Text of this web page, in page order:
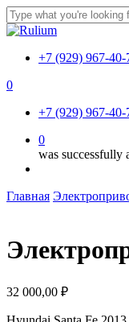
Skip
to
content
Close
+7 (929) 967-40-
0
+7 (929) 967-40-
0
was successfully
Главная
32 000,00 ₽